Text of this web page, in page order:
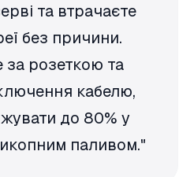
та втрачаєте
без причини.
за розеткою та
кабелю,
до 80% у
паливом."